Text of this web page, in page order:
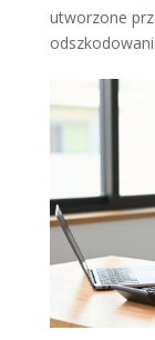
utworzone